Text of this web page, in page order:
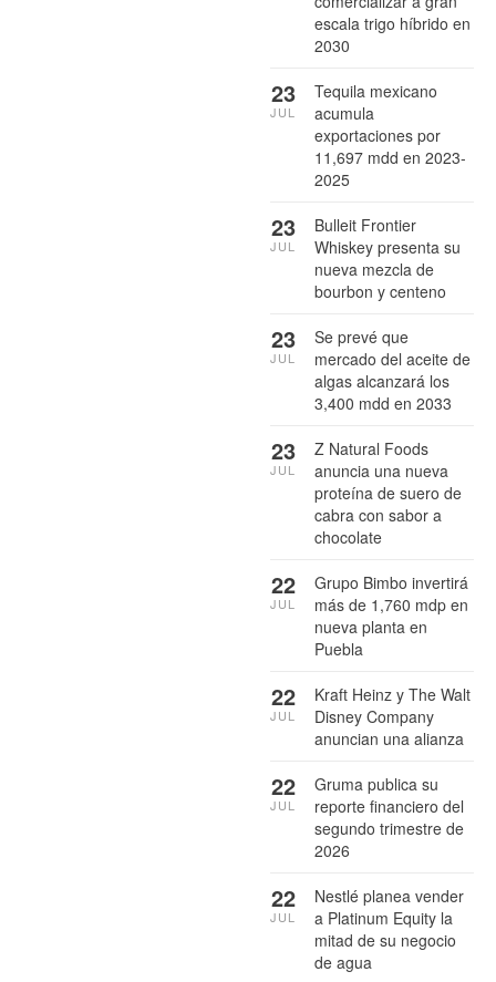
escala trigo híbrido en
2030
Tequila mexicano
acumula
exportaciones por
11,697 mdd en 2023-
2025
23
JUL
Bulleit Frontier
Whiskey presenta su
nueva mezcla de
bourbon y centeno
23
JUL
Se prevé que
mercado del aceite de
algas alcanzará los
3,400 mdd en 2033
23
JUL
Z Natural Foods
anuncia una nueva
proteína de suero de
cabra con sabor a
chocolate
23
JUL
Grupo Bimbo invertirá
más de 1,760 mdp en
nueva planta en
Puebla
22
JUL
Kraft Heinz y The Walt
Disney Company
anuncian una alianza
22
JUL
Gruma publica su
reporte financiero del
segundo trimestre de
2026
22
JUL
Nestlé planea vender
a Platinum Equity la
mitad de su negocio
de agua
22
JUL